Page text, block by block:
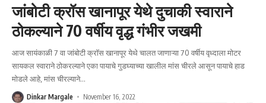
जांबोटी क्रॉस खानापूर येथे दुचाकी स्वाराने
ठोकल्याने 70 वर्षीय वृद्ध गंभीर जखमी
आज सायंकाळी 7 वा जांबोटी क्रॉस खानापूर येथे चालत जाणाऱ्या 70 वर्षीय वृध्दाला मोटर
सायकल स्वाराने ठोकरल्याने एका पायाचे गुडघ्याच्या खालील मांस चीरले आसून पायाचे हाड
मोडले आहे, मांस चीरल्याने…
Dinkar Margale November 16, 2022